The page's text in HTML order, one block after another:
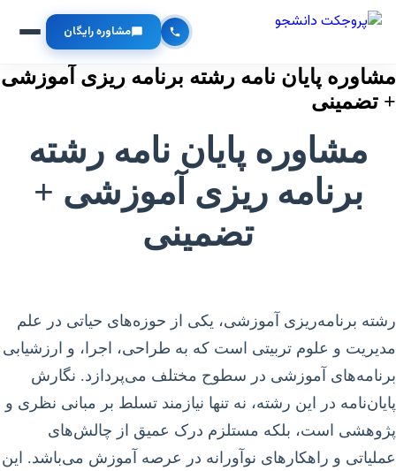
مشاوره رایگان
مشاوره پایان نامه رشته برنامه ریزی آموزشی
+ تضمینی
مشاوره پایان نامه رشته
برنامه ریزی آموزشی +
تضمینی
رشته برنامه‌ریزی آموزشی، یکی از حوزه‌های حیاتی در علم
مدیریت و علوم تربیتی است که به طراحی، اجرا، و ارزشیابی
برنامه‌های آموزشی در سطوح مختلف می‌پردازد. نگارش
پایان‌نامه در این رشته، نه تنها نیازمند تسلط بر مبانی نظری و
پژوهشی است، بلکه مستلزم درک عمیق از چالش‌های
عملیاتی و راهکارهای نوآورانه در عرصه آموزش می‌باشد. این